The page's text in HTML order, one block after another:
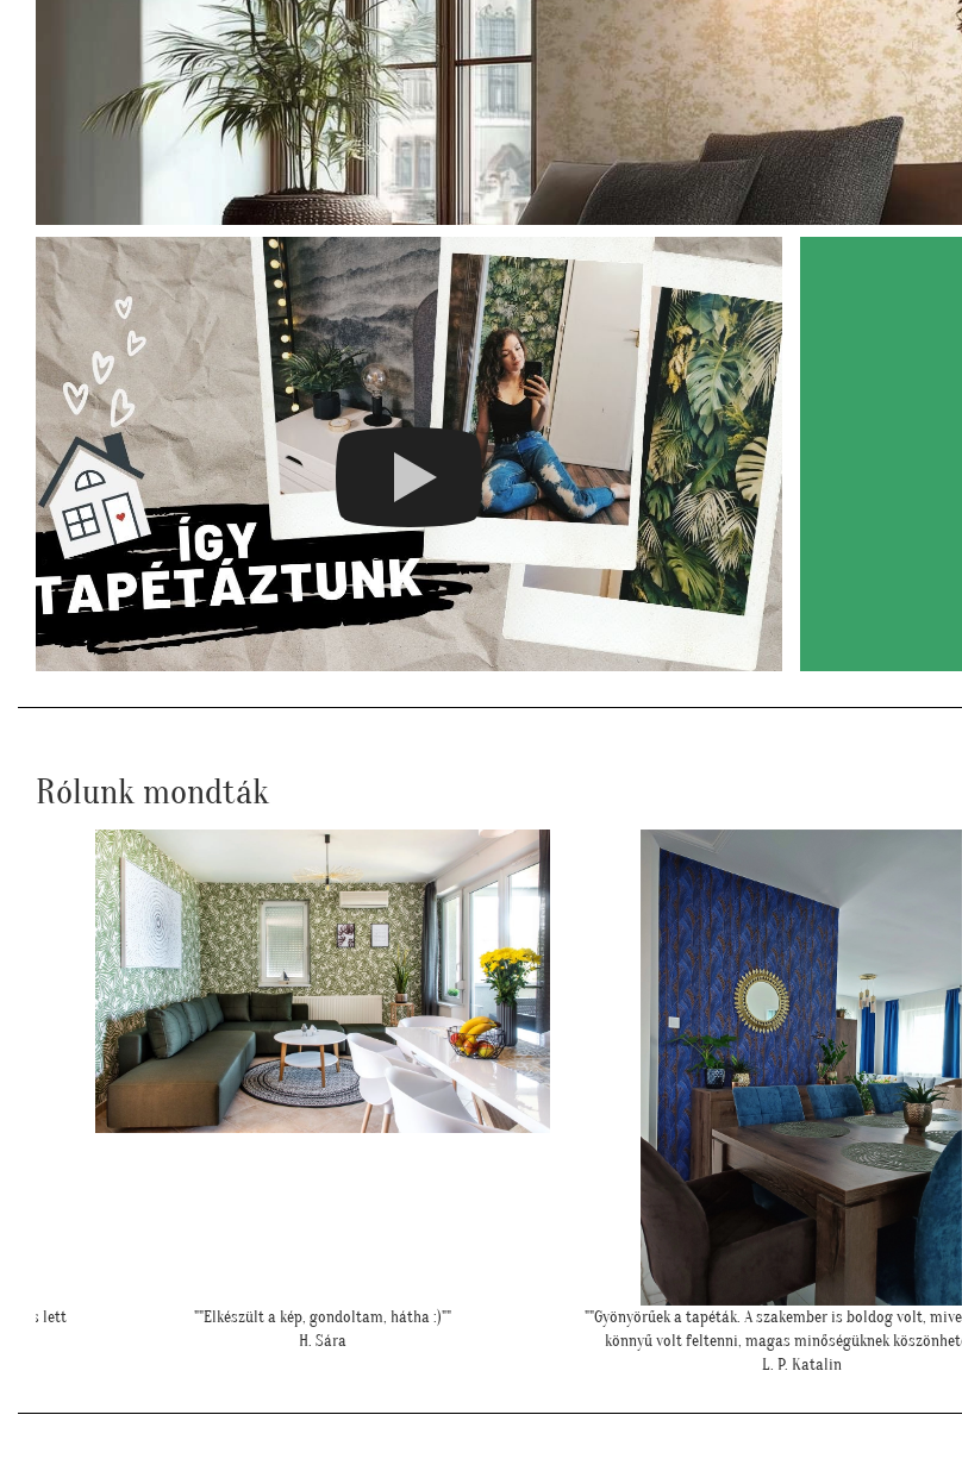
Rólunk mondták
lett
""Elkészült a kép, gondoltam, hátha :)""
H. Sára
""Gyönyörűek a tapéták. A szakember is boldog volt,
könnyű volt feltenni, magas minőségüknek
L. P. Katalin